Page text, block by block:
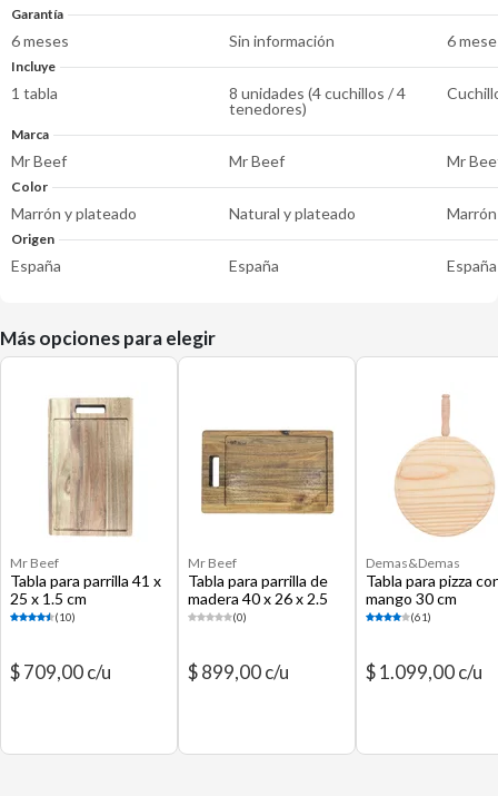
Garantía
6 meses Sin información 6
Incluye
1 tabla
8 unidades (4 cuchillos / 4
tenedores)
Marca
Mr Beef Mr Beef Mr
Color
Marrón y plateado Natural y plateado
Origen
España España España
Más opciones para elegir
Mr Beef
Tabla para parrilla 41 x
25 x 1.5 cm
(10)
$ 709,00 c/u
Mr Beef
Tabla para parrilla de
madera 40 x 26 x 2.5
cm
(0)
$ 899,00 c/u
Demas&Demas
Tabla para pizza
mango 30 cm
(61)
$ 1.099,00 c/u